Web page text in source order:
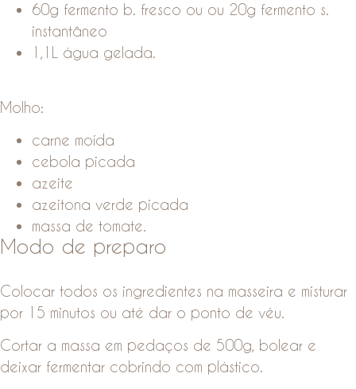
60g fermento b. fresco ou ou 20g fermento s.
instantâneo
1,1L água gelada.
Molho:
carne moída
cebola picada
azeite
azeitona verde picada
massa de tomate.
Modo de preparo
Colocar todos os ingredientes na masseira e misturar
por 15 minutos ou até dar o ponto de véu.
Cortar a massa em pedaços de 500g, bolear e
deixar fermentar cobrindo com plástico.